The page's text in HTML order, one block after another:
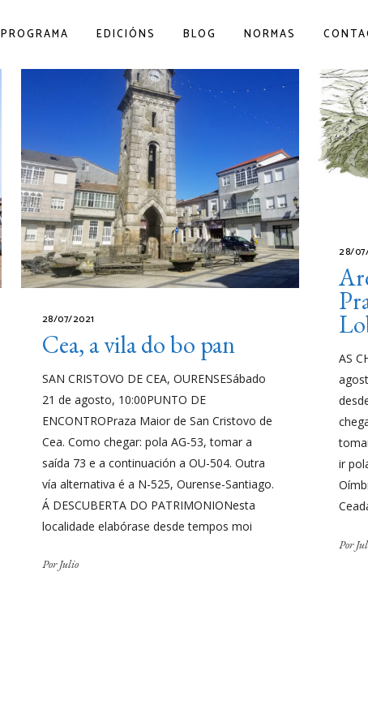
PROGRAMA EDICIÓNS BLOG NORMAS
28/07/2021
Cea, a vila do bo pan
SAN CRISTOVO DE CEA, OURENSESábado
21 de agosto, 10:00PUNTO DE
ENCONTROPraza Maior de San Cristovo de
Cea. Como chegar: pola AG-53, tomar a
saída 73 e a continuación a OU-504. Outra
vía alternativa é a N-525, Ourense-Santiago.
Á DESCUBERTA DO PATRIMONIONesta
localidade elabórase desde tempos moi
Por Julio
28/
AS
ir
Por